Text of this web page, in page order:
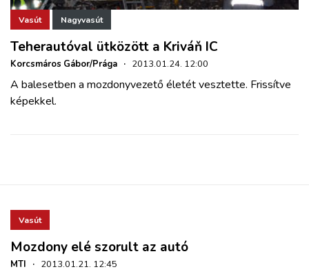
Vasút Nagyvasút
Teherautóval ütközött a Kriváň IC
Korcsmáros Gábor/Prága · 2013.01.24. 12:00
A balesetben a mozdonyvezető életét vesztette. Frissítve
képekkel.
Vasút
Mozdony elé szorult az autó
MTI · 2013.01.21. 12:45